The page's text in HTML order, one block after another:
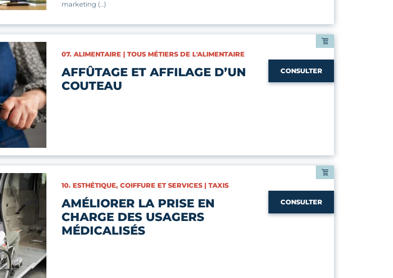
marketing (…)
CATÉGORIES :
07. ALIMENTAIRE | TOUS MÉTIERS DE L'ALIMENTAIRE
AFFÛTAGE ET AFFILAGE D’UN
COUTEAU
CONSULTER
CATÉGORIES :
10. ESTHÉTIQUE, COIFFURE ET SERVICES | TAXIS
AMÉLIORER LA PRISE EN
CHARGE DES USAGERS
MÉDICALISÉS
CONSULTER